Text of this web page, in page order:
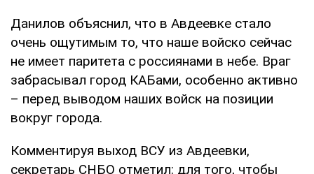
Данилов объяснил, что в Авдеевке стало
очень ощутимым то, что наше войско сейчас
не имеет паритета с россиянами в небе. Враг
забрасывал город КАБами, особенно активно
– перед выводом наших войск на позиции
вокруг города.
Комментируя выход ВСУ из Авдеевки,
секретарь СНБО отметил: для того, чтобы